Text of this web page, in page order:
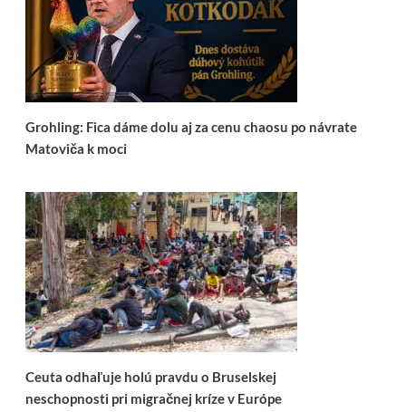
Grohling: Fica dáme dolu aj za cenu chaosu po návrate
Matoviča k moci
Ceuta odhaľuje holú pravdu o Bruselskej
neschopnosti pri migračnej kríze v Európe